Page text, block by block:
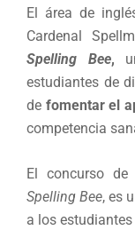
El área de
Cardenal
Spelling Bee,
estudiantes de
de fomentar el
competencia
El concurso de
Spelling Bee, es
a los estudiantes